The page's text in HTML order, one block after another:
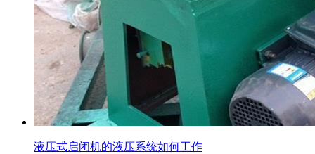
液压式启闭机的液压系统如何工作